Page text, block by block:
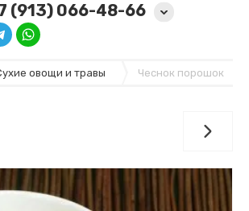
(913) 066-48-66
овощи и травы Чеснок порошок